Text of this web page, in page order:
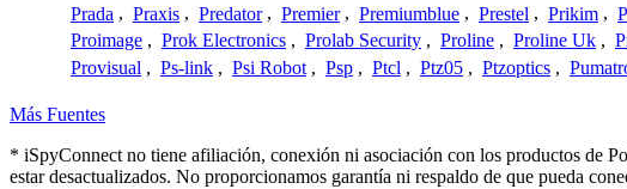
Prada , Praxis , Predator , Premier , Premiumblue , Prestel , Prikim ,
Proimage , Prok Electronics , Prolab Security , Proline , Proline Uk ,
Provisual , Ps-link , Psi Robot , Psp , Ptcl , Ptz05 , Ptzoptics ,
Más Fuentes
* iSpyConnect no tiene afiliación, conexión ni asociación con los productos de
estar desactualizados. No proporcionamos garantía ni respaldo de que pueda